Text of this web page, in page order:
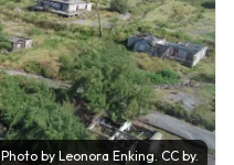
Photo by Leonora Enking.CC by.